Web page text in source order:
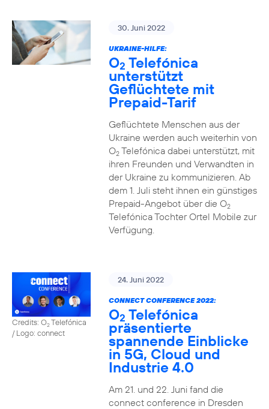
30. Juni 2022
UKRAINE-HILFE:
O2 Telefónica
unterstützt
Geflüchtete mit
Prepaid-Tarif
Geflüchtete Menschen aus der
Ukraine werden auch weiterhin von
O2Telefónica dabei unterstützt, mit
ihren Freunden und Verwandten in
der Ukraine zu kommunizieren. Ab
dem 1. Juli steht ihnen ein günstiges
Prepaid-Angebot über die O2
Telefónica Tochter Ortel Mobile zur
Verfügung.
Credits: O2Telefónica
/ Logo: connect
24. Juni 2022
CONNECT CONFERENCE 2022:
O2 Telefónica
präsentierte
spannende Einblicke
in 5G, Cloud und
Industrie 4.0
Am 21. und 22. Juni fand die
connect conference in Dresden